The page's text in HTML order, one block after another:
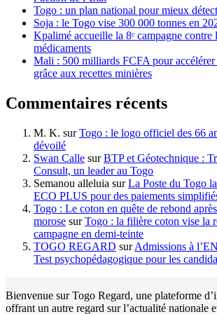
Togo : un plan national pour mieux
Soja : le Togo vise 300 000 tonnes en
Kpalimé accueille la 8ᵉ campagne contre
médicaments
Mali : 500 milliards FCFA pour accélérer
grâce aux recettes minières
Commentaires récents
M. K. surTogo : le logo officiel des 66
dévoilé
Swan Calle surBTP et Géotechnique :
Consult, un leader au Togo
Semanou alleluia surLa Poste du Togo
ECO PLUS pour des paiements
Togo : Le coton en quête de rebond
morose surTogo : la filière coton vise la
campagne en demi-teinte
TOGO REGARD surAdmissions à
Test psychopédagogique pour les
Bienvenue sur Togo Regard, une plateforme
offrant un autre regard sur l’actualité nationale